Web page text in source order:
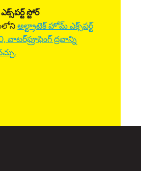
స్టోర్
అల్ట్రాటెక్ హోమ్ ఎక్స్‌పర్ట్
వాటర్‌ఫ్రూఫింగ్ ద్రవాన్ని